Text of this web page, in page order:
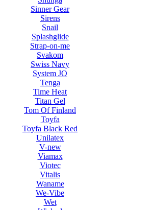
Sinner Gear
Sirens
Snail
Splashglide
Strap-on-me
Svakom
Swiss Navy
System JO
Tenga
Time Heat
Titan Gel
Tom Of Finland
Toyfa
Toyfa Black Red
Unilatex
V-new
Viamax
Viotec
Vitalis
Waname
We-Vibe
Wet